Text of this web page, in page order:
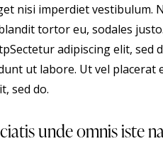
nisi imperdiet vestibulum.
tortor eu, sodales
adipiscing elit, sed
ut labore. Ut vel placerat
sed do.
unde omnis iste